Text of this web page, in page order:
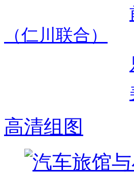
（仁川联合）
高清组图